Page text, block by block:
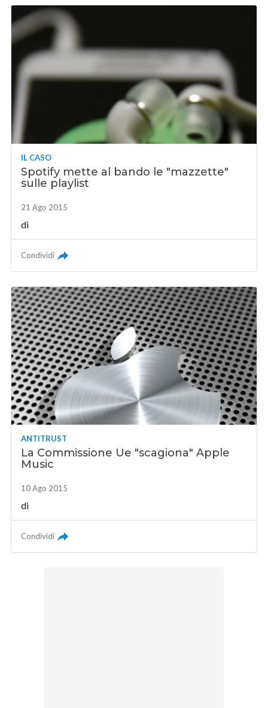
IL CASO
Spotify mette al bando le "mazzette"
sulle playlist
21 Ago 2015
di
Condividi
ANTITRUST
La Commissione Ue "scagiona" Apple
Music
10 Ago 2015
di
Condividi